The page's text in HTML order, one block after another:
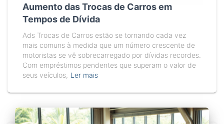
Aumento das Trocas de Carros em
Tempos de Dívida
Ads Trocas de Carros estão se tornando cada vez
mais comuns à medida que um número crescente de
motoristas se vê sobrecarregado por dívidas recordes.
Com empréstimos pendentes que superam o valor de
seus veículos, Ler mais